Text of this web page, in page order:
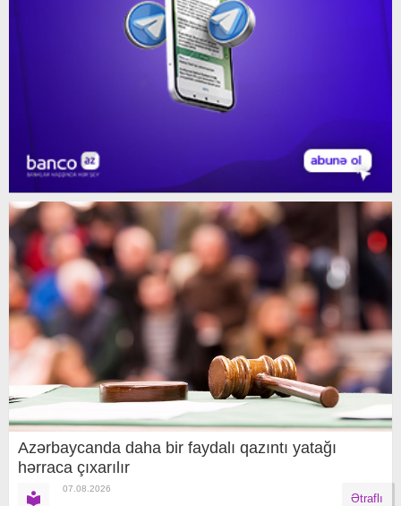
Azərbaycanda daha bir faydalı qazıntı yatağı
hərraca çıxarılır
07.08.2026
Ətraflı